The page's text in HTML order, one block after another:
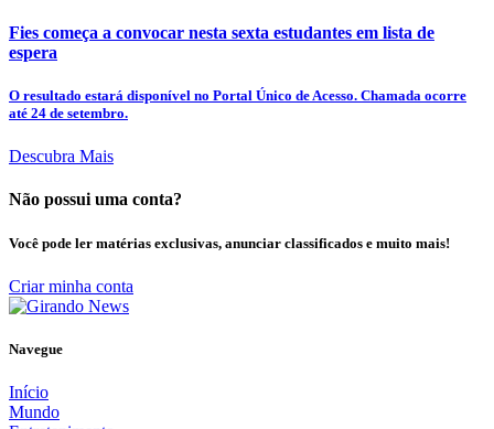
Fies começa a convocar nesta sexta estudantes em lista de
espera
O resultado estará disponível no Portal Único de Acesso. Chamada ocorre
até 24 de setembro.
Descubra Mais
Não possui uma conta?
Você pode ler matérias exclusivas, anunciar classificados e muito mais!
Criar minha conta
Navegue
Início
Mundo